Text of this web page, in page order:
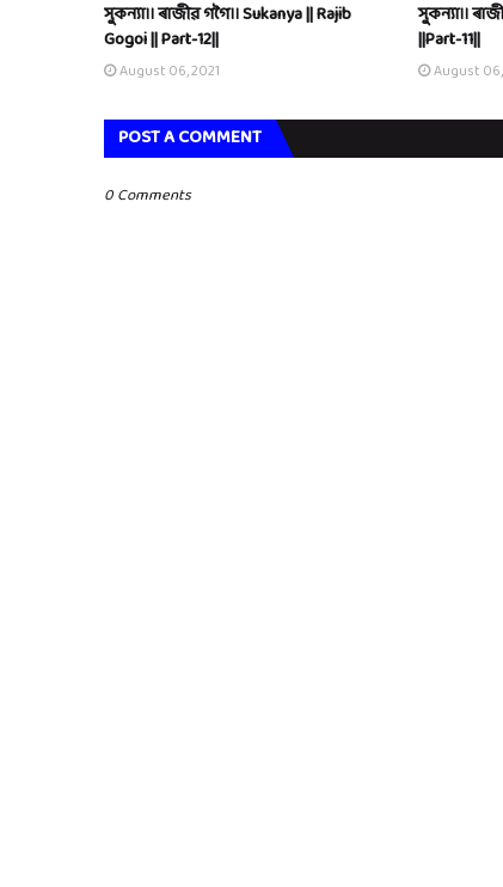
সুকন্যা।। ৰাজীৱ গগৈ।। Sukanya || Rajib
Gogoi || Part-12||
August 06, 2021
সুকন্যা।।
||Part-11||
August
POST A COMMENT
0 Comments